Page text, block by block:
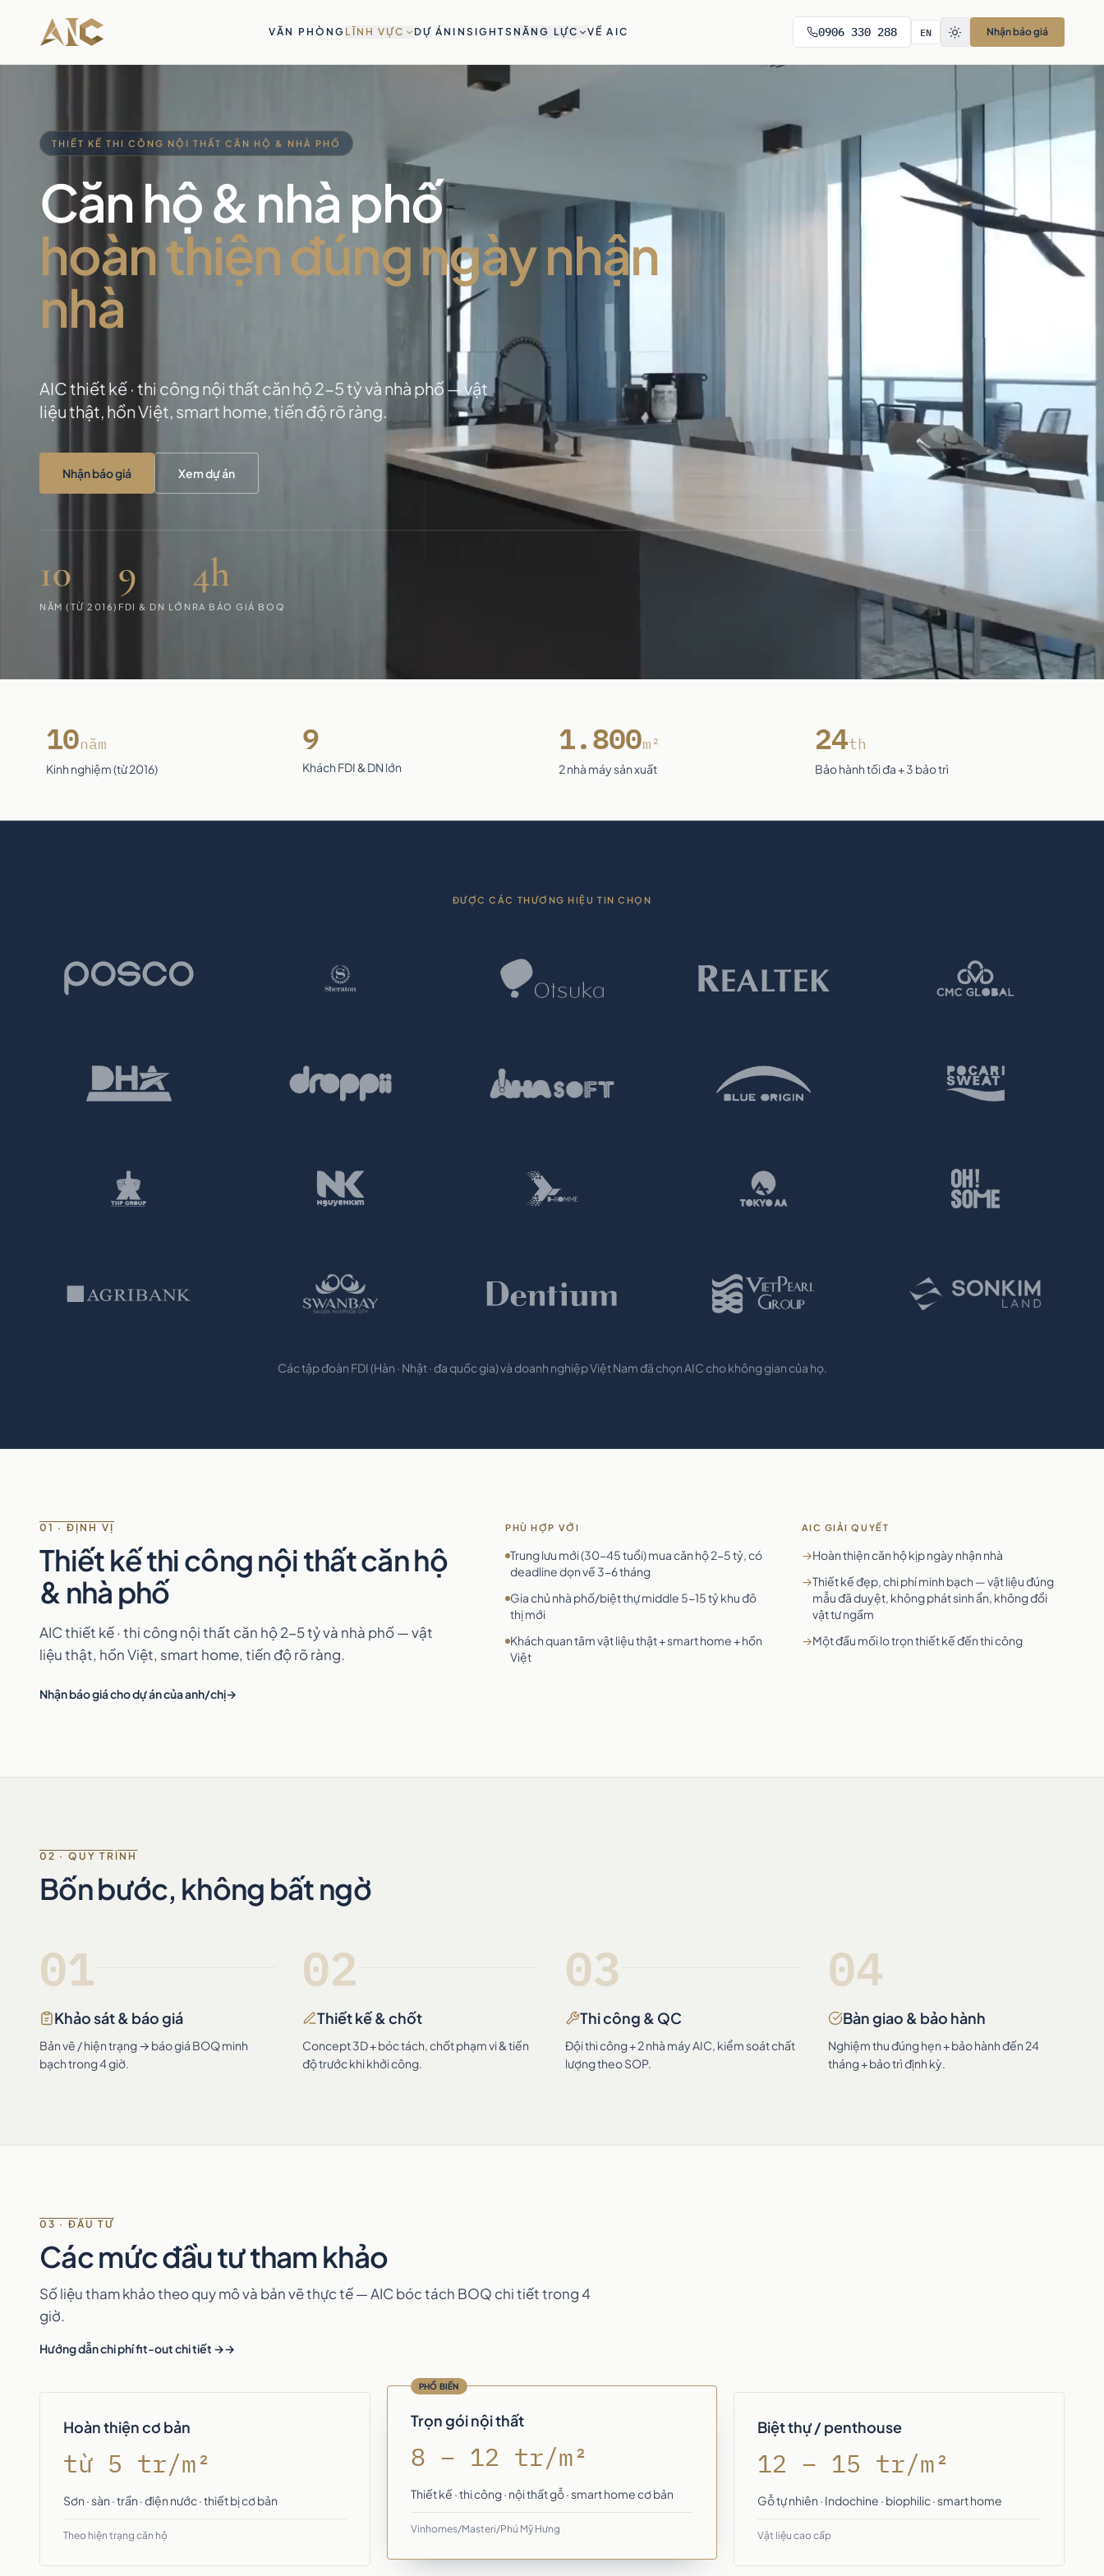
Bỏ qua tới nội dung
VĂN PHÒNG LĨNH VỰC DỰ ÁN INSIGHTS NĂNG LỰC VỀ AIC 0906 330 288 EN Nhận báo giá
THIẾT KẾ THI CÔNG NỘI THẤT CĂN HỘ & NHÀ PHỐ
Căn hộ & nhà phố
hoàn thiện đúng ngày nhận
nhà
AIC thiết kế · thi công nội thất căn hộ 2-5 tỷ và nhà phố — vật
liệu thật, hồn Việt, smart home, tiến độ rõ ràng.
Nhận báo giá Xem dự án
10
NĂM (TỪ 2016)
9
FDI & DN LỚN
4h
RA BÁO GIÁ BOQ
10năm
Kinh nghiệm (từ 2016)
9
Khách FDI & DN lớn
1.800m²
2 nhà máy sản xuất
24th
Bảo hành tối đa + 3 bảo trì
ĐƯỢC CÁC THƯƠNG HIỆU TIN CHỌN
Các tập đoàn FDI (Hàn · Nhật · đa quốc gia) và doanh nghiệp Việt Nam đã chọn AIC cho không gian của họ.
01 · ĐỊNH VỊ
Thiết kế thi công nội thất căn hộ
& nhà phố
AIC thiết kế · thi công nội thất căn hộ 2-5 tỷ và nhà phố — vật
liệu thật, hồn Việt, smart home, tiến độ rõ ràng.
Nhận báo giá cho dự án của anh/chị
PHÙ HỢP VỚI
Trung lưu mới (30-45 tuổi) mua căn hộ 2-5 tỷ, có
deadline dọn về 3-6 tháng
Gia chủ nhà phố/biệt thự middle 5-15 tỷ khu đô
thị mới
Khách quan tâm vật liệu thật + smart home + hồn
Việt
AIC GIẢI QUYẾT
→Hoàn thiện căn hộ kịp ngày nhận nhà
→Thiết kế đẹp, chi phí minh bạch — vật liệu đúng
mẫu đã duyệt, không phát sinh ẩn, không đổi
vật tư ngầm
→Một đầu mối lo trọn thiết kế đến thi công
02 · QUY TRÌNH
Bốn bước, không bất ngờ
01
Khảo sát & báo giá
Bản vẽ / hiện trạng → báo giá BOQ minh
bạch trong 4 giờ.
02
Thiết kế & chốt
Concept 3D + bóc tách, chốt phạm vi & tiến
độ trước khi khởi công.
03
Thi công & QC
Đội thi công + 2 nhà máy AIC, kiểm soát chất
lượng theo SOP.
04
Bàn giao & bảo hành
Nghiệm thu đúng hẹn + bảo hành đến 24
tháng + bảo trì định kỳ.
03 · ĐẦU TƯ
Các mức đầu tư tham khảo
Số liệu tham khảo theo quy mô và bản vẽ thực tế — AIC bóc tách BOQ chi tiết trong 4
giờ.
Hướng dẫn chi phí fit-out chi tiết →
Hoàn thiện cơ bản
từ 5 tr/m²
Sơn · sàn · trần · điện nước · thiết bị cơ bản
Theo hiện trạng căn hộ
PHỔ BIẾN
Trọn gói nội thất
8 – 12 tr/m²
Thiết kế · thi công · nội thất gỗ · smart home cơ bản
Vinhomes/Masteri/Phú Mỹ Hưng
Biệt thự / penthouse
12 – 15 tr/m²
Gỗ tự nhiên · Indochine · biophilic · smart home
Vật liệu cao cấp